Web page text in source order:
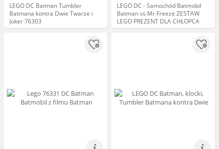
LEGO DC Batman Tumbler
Batmana kontra Dwie Twarze i
Joker 76303
LEGO DC - Samochód Batmobil
Batman vs Mr Freeze ZESTAW
LEGO PREZENT DLA CHŁOPCA